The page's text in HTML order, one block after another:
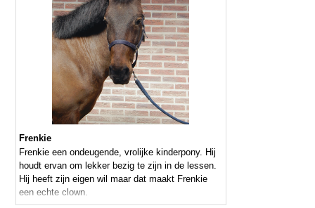
Frenkie
Frenkie een ondeugende, vrolijke kinderpony. Hij
houdt ervan om lekker bezig te zijn in de lessen.
Hij heeft zijn eigen wil maar dat maakt Frenkie
een echte clown.